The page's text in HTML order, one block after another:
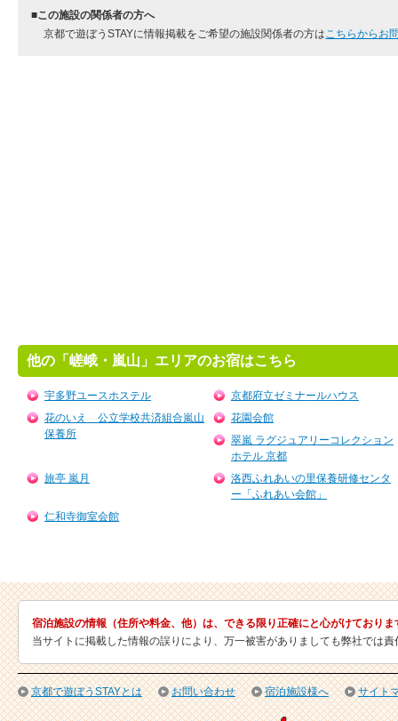
■この施設の関係者の方へ
京都で遊ぼうSTAYに情報掲載をご希望の施設関係者の方はこちらからお
他の「嵯峨・嵐山」エリアのお宿はこちら
宇多野ユースホステル
京都府立ゼミナールハウス
花のいえ 公立学校共済組合嵐山
保養所
花園会館
翠嵐 ラグジュアリーコレクション
ホテル 京都
旅亭 嵐月
洛西ふれあいの里保養研修センタ
ー「ふれあい会館」
仁和寺御室会館
宿泊施設の情報（住所や料金、他）は、できる限り正確にと心がけており
当サイトに掲載した情報の誤りにより、万一被害がありましても弊社では
京都で遊ぼうSTAYとは お問い合わせ 宿泊施設様へ サイト